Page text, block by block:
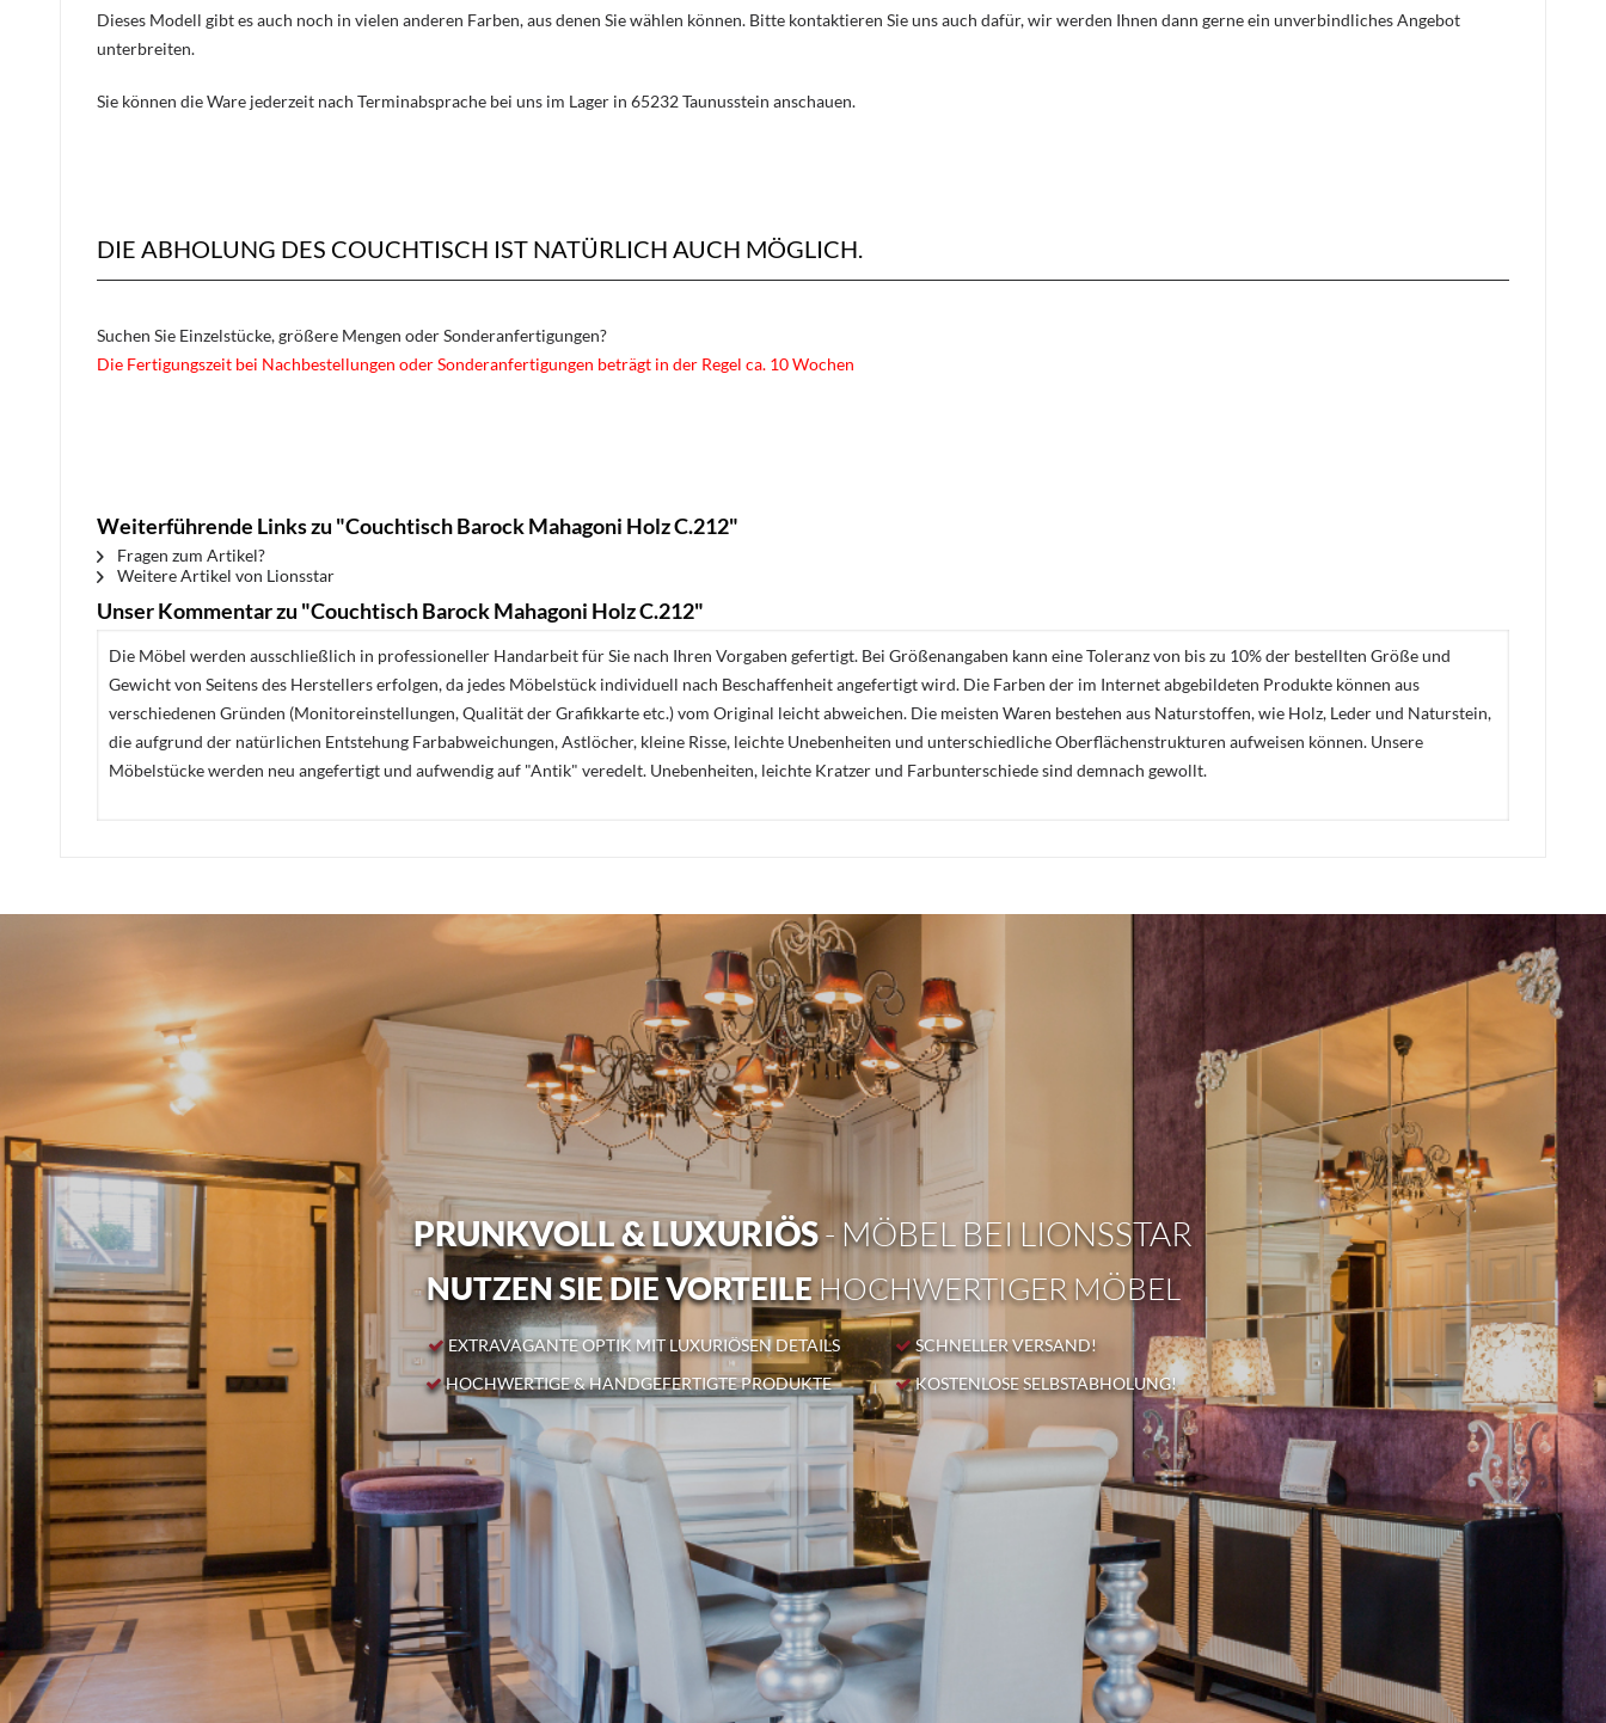
Dieses Modell gibt es auch noch in vielen anderen Farben, aus denen Sie wählen können. Bitte kontaktieren Sie uns auch dafür, wir werden Ihnen dann gerne ein unverbindliches Angebot
unterbreiten.
Sie können die Ware jederzeit nach Terminabsprache bei uns im Lager in 65232 Taunusstein anschauen.
DIE ABHOLUNG DES COUCHTISCH IST NATÜRLICH AUCH MÖGLICH.
Suchen Sie Einzelstücke, größere Mengen oder Sonderanfertigungen?
Die Fertigungszeit bei Nachbestellungen oder Sonderanfertigungen beträgt in der Regel ca. 10 Wochen
Weiterführende Links zu "Couchtisch Barock Mahagoni Holz C.212"
Fragen zum Artikel?
Weitere Artikel von Lionsstar
Unser Kommentar zu "Couchtisch Barock Mahagoni Holz C.212"
Die Möbel werden ausschließlich in professioneller Handarbeit für Sie nach Ihren Vorgaben gefertigt. Bei Größenangaben kann eine Toleranz von bis zu 10% der bestellten Größe und
Gewicht von Seitens des Herstellers erfolgen, da jedes Möbelstück individuell nach Beschaffenheit angefertigt wird. Die Farben der im Internet abgebildeten Produkte können aus
verschiedenen Gründen (Monitoreinstellungen, Qualität der Grafikkarte etc.) vom Original leicht abweichen. Die meisten Waren bestehen aus Naturstoffen, wie Holz, Leder und Naturstein,
die aufgrund der natürlichen Entstehung Farbabweichungen, Astlöcher, kleine Risse, leichte Unebenheiten und unterschiedliche Oberflächenstrukturen aufweisen können. Unsere
Möbelstücke werden neu angefertigt und aufwendig auf "Antik" veredelt. Unebenheiten, leichte Kratzer und Farbunterschiede sind demnach gewollt.
PRUNKVOLL & LUXURIÖS- MÖBEL BEI LIONSSTAR
NUTZEN SIE DIE VORTEILEHOCHWERTIGER MÖBEL
EXTRAVAGANTE OPTIK MIT LUXURIÖSEN DETAILS
HOCHWERTIGE & HANDGEFERTIGTE PRODUKTE
SCHNELLER VERSAND!
KOSTENLOSE SELBSTABHOLUNG!